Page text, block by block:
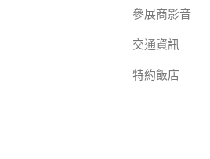
參展商影音
交通資訊
特約飯店